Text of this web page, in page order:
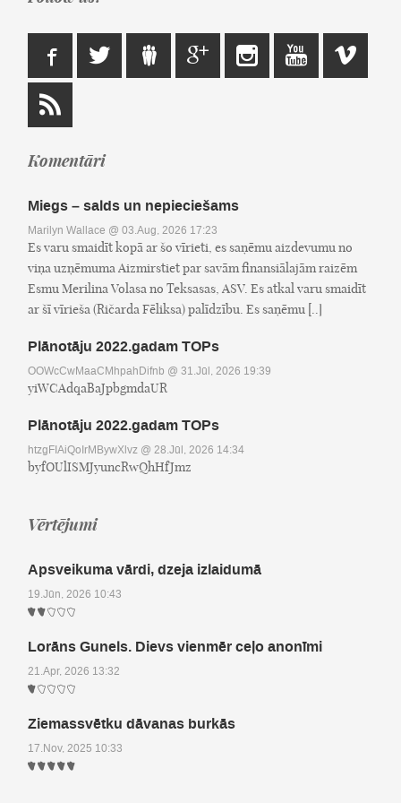
Komentāri
Miegs – salds un nepieciešams
Marilyn Wallace @ 03.Aug, 2026 17:23
Es varu smaidīt kopā ar šo vīrieti, es saņēmu aizdevumu no
viņa uzņēmuma Aizmirstiet par savām finansiālajām raizēm
Esmu Merilina Volasa no Teksasas, ASV. Es atkal varu smaidīt
ar šī vīrieša (Ričarda Fēliksa) palīdzību. Es saņēmu [..]
Plānotāju 2022.gadam TOPs
OOWcCwMaaCMhpahDifnb @ 31.Jūl, 2026 19:39
yiWCAdqaBaJpbgmdaUR
Plānotāju 2022.gadam TOPs
htzgFIAiQoIrMBywXlvz @ 28.Jūl, 2026 14:34
byfOUlISMJyuncRwQhHfJmz
Vērtējumi
Apsveikuma vārdi, dzeja izlaidumā
19.Jūn, 2026 10:43
Lorāns Gunels. Dievs vienmēr ceļo anonīmi
21.Apr, 2026 13:32
Ziemassvētku dāvanas burkās
17.Nov, 2025 10:33